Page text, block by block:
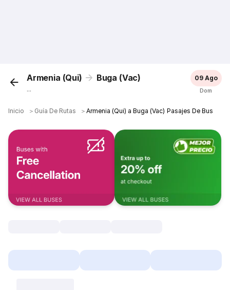
Armenia (Qui) Buga (Vac)
...
09 Ago
Dom
Inicio ＞ Guía De Rutas ＞Armenia (Qui) a Buga (Vac) Pasajes De Bus